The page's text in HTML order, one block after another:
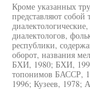
Кроме указанных
представляют
диалектологов,
республики,
оборот, названия
БХИ, 1980; БХИ,
топонимов БАССР,
1996; Кузеев, 1978;